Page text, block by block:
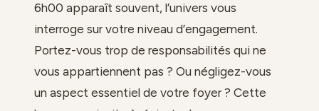
6h00 apparaît souvent, l’univers vous
interroge sur votre niveau d’engagement.
Portez-vous trop de responsabilités qui ne
vous appartiennent pas ? Ou négligez-vous
un aspect essentiel de votre foyer ? Cette